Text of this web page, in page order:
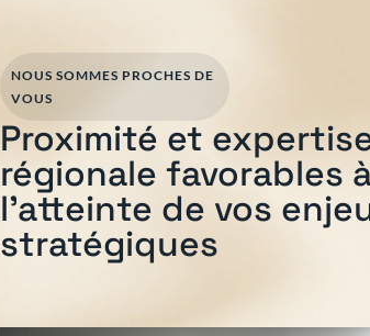
NOUS SOMMES PROCHES DE
VOUS
Proximité et
régionale favorables
l'atteinte de vos
stratégiques